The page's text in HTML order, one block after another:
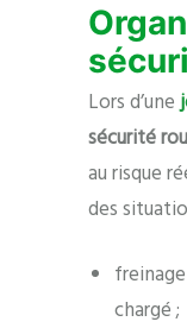
Lors d’une
sécurité
au risque
des
chargé ;